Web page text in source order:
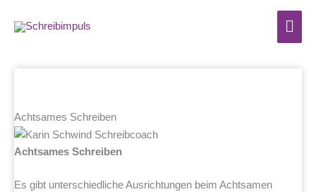
Inhalt
Achtsames Schreiben
Achtsames Schreiben
Es gibt unterschiedliche Ausrichtungen beim Achtsamen